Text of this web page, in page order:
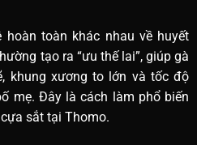
hoàn toàn khác nhau về huyết
tạo ra “ưu thế lai”, giúp gà
khung xương to lớn và tốc độ
mẹ. Đây là cách làm phổ biến
sắt tại Thomo.